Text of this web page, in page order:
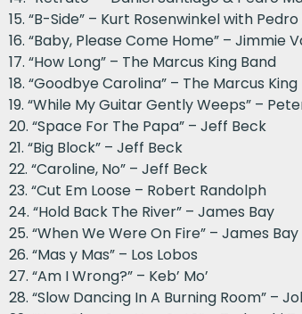
15. “B-Side” – Kurt Rosenwinkel with
16. “Baby, Please Come Home” – Jimmie
17. “How Long” – The Marcus King Band
18. “Goodbye Carolina” – The Marcus
19. “While My Guitar Gently Weeps” –
20. “Space For The Papa” – Jeff Beck
21. “Big Block” – Jeff Beck
22. “Caroline, No” – Jeff Beck
23. “Cut Em Loose – Robert Randolph
24. “Hold Back The River” – James Bay
25. “When We Were On Fire” – James Bay
26. “Mas y Mas” – Los Lobos
27. “Am I Wrong?” – Keb’ Mo’
28. “Slow Dancing In A Burning Room” –